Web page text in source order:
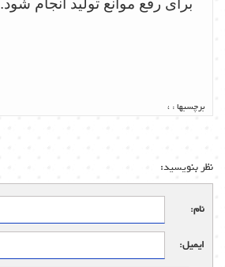
برچسبها : ،
نظر بنویسید:
نام:
ایمیل: